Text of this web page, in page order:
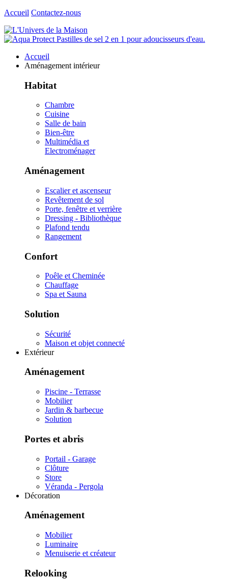
Accueil Contactez-nous
Accueil
Aménagement intérieur
Habitat
Chambre
Cuisine
Salle de bain
Bien-être
Multimédia et
Electroménager
Aménagement
Escalier et ascenseur
Revêtement de sol
Porte, fenêtre et verrière
Dressing - Bibliothèque
Plafond tendu
Rangement
Confort
Poêle et Cheminée
Chauffage
Spa et Sauna
Solution
Sécurité
Maison et objet connecté
Extérieur
Aménagement
Piscine - Terrasse
Mobilier
Jardin & barbecue
Solution
Portes et abris
Portail - Garage
Clôture
Store
Véranda - Pergola
Décoration
Aménagement
Mobilier
Luminaire
Menuiserie et créateur
Relooking